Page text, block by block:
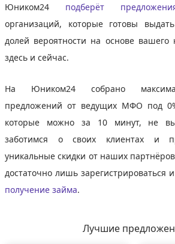
Юником24 подберёт
организаций, которые готовы
долей вероятности на основе вашего
здесь и сейчас.
На Юником24 собрано
предложений от ведущих МФО под
которые можно за 10 минут, не
заботимся о своих клиентах и
уникальные скидки от наших
достаточно лишь зарегистрироваться
получение займа.
Лучшие